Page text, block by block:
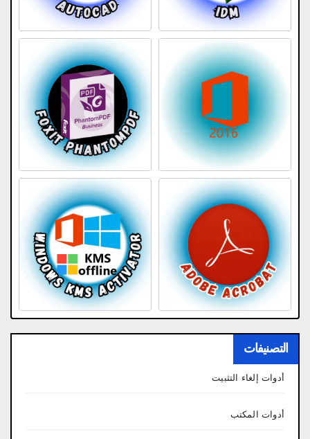
التصنيفات
أدوات إلغاء التثبيت
أدوات المكتب